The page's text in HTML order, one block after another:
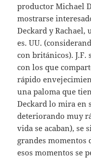
productor Michael
mostrarse
Deckard y Rachael,
es. UU.
con británicos). J.F.
con los que
rápido
una paloma que
Deckard lo mira en
deteriorando muy
vida se acaban), se
grandes momentos
esos momentos se